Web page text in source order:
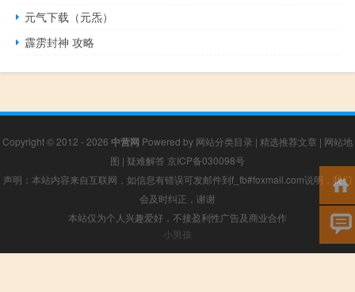
元气下载（元炁）
霹雳封神 攻略
Copyright © 2012 - 2026 中营网 Powered by 网站分类目录 | 精选推荐文章 | 网站地
图 | 疑难解答 京ICP备030098号
声明：本站内容来自互联网，如信息有错误可发邮件到f_fb#foxmail.com说明，我们
会及时纠正，谢谢
本站仅为个人兴趣爱好，不接盈利性广告及商业合作
小男孩